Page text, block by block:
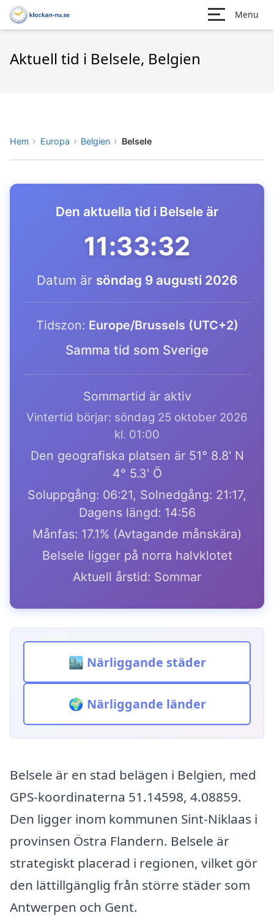
Menu
Aktuell tid i Belsele, Belgien
Hem Europa Belgien Belsele
Den aktuella tid i Belsele är
11:33:32
Datum är söndag 9 augusti 2026
Tidszon: Europe/Brussels (UTC+2)
Samma tid som Sverige
Sommartid är aktiv
Vintertid börjar: söndag 25 oktober 2026
kl. 01:00
Den geografiska platsen är 51° 8.8' N
4° 5.3' Ö
Soluppgång: 06:21, Solnedgång: 21:17,
Dagens längd: 14:56
Månfas: 17.1% (Avtagande månskära)
Belsele ligger på norra halvklotet
Aktuell årstid: Sommar
🏙️ Närliggande städer
🌍 Närliggande länder
Belsele är en stad belägen i Belgien, med
GPS-koordinaterna 51.14598, 4.08859.
Den ligger inom kommunen Sint-Niklaas i
provinsen Östra Flandern. Belsele är
strategiskt placerad i regionen, vilket gör
den lättillgänglig från större städer som
Antwerpen och Gent.